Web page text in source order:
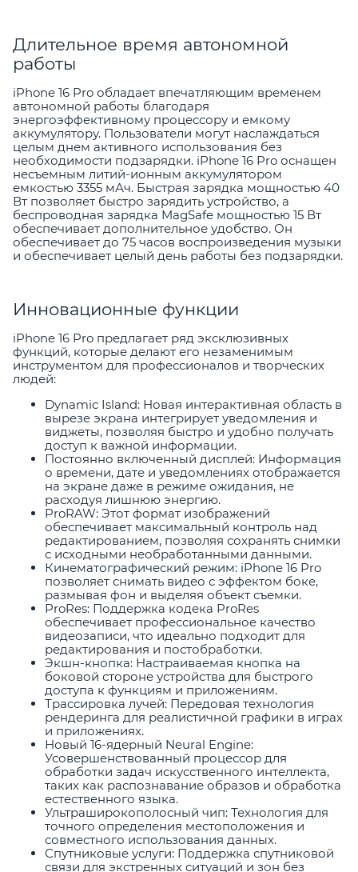
Длительное время автономной
работы
iPhone 16 Pro обладает впечатляющим временем
автономной работы благодаря
энергоэффективному процессору и емкому
аккумулятору. Пользователи могут наслаждаться
целым днем активного использования без
необходимости подзарядки. iPhone 16 Pro оснащен
несъемным литий-ионным аккумулятором
емкостью 3355 мАч. Быстрая зарядка мощностью 40
Вт позволяет быстро зарядить устройство, а
беспроводная зарядка MagSafe мощностью 15 Вт
обеспечивает дополнительное удобство. Он
обеспечивает до 75 часов воспроизведения музыки
и обеспечивает целый день работы без подзарядки.
Инновационные функции
iPhone 16 Pro предлагает ряд эксклюзивных
функций, которые делают его незаменимым
инструментом для профессионалов и творческих
людей:
Dynamic Island: Новая интерактивная область в
вырезе экрана интегрирует уведомления и
виджеты, позволяя быстро и удобно получать
доступ к важной информации.
Постоянно включенный дисплей: Информация
о времени, дате и уведомлениях отображается
на экране даже в режиме ожидания, не
расходуя лишнюю энергию.
ProRAW: Этот формат изображений
обеспечивает максимальный контроль над
редактированием, позволяя сохранять снимки
с исходными необработанными данными.
Кинематографический режим: iPhone 16 Pro
позволяет снимать видео с эффектом боке,
размывая фон и выделяя объект съемки.
ProRes: Поддержка кодека ProRes
обеспечивает профессиональное качество
видеозаписи, что идеально подходит для
редактирования и постобработки.
Экшн-кнопка: Настраиваемая кнопка на
боковой стороне устройства для быстрого
доступа к функциям и приложениям.
Трассировка лучей: Передовая технология
рендеринга для реалистичной графики в играх
и приложениях.
Новый 16-ядерный Neural Engine:
Усовершенствованный процессор для
обработки задач искусственного интеллекта,
таких как распознавание образов и обработка
естественного языка.
Ультраширокополосный чип: Технология для
точного определения местоположения и
совместного использования данных.
Спутниковые услуги: Поддержка спутниковой
связи для экстренных ситуаций и зон без